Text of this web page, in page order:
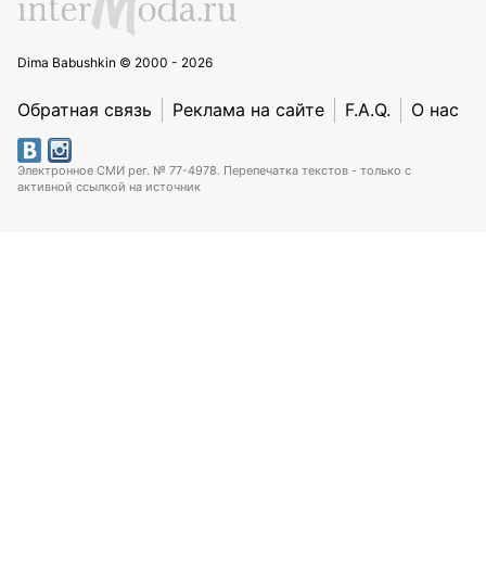
Dima Babushkin © 2000 - 2026
Обратная связь Реклама на сайте F.A.Q. О нас
Электронное СМИ рег. № 77-4978. Перепечатка текстов - только с
активной ссылкой на источник